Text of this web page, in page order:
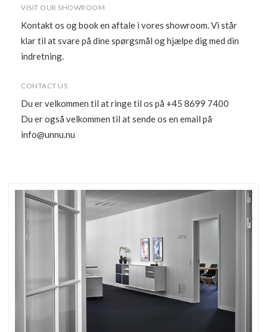
VISIT OUR SHOWROOM
Kontakt os og book en aftale i vores showroom. Vi står
klar til at svare på dine spørgsmål og hjælpe dig med din
indretning.
CONTACT US
Du er velkommen til at ringe til os på +45 8699 7400
Du er også velkommen til at sende os en email på
info@unnu.nu